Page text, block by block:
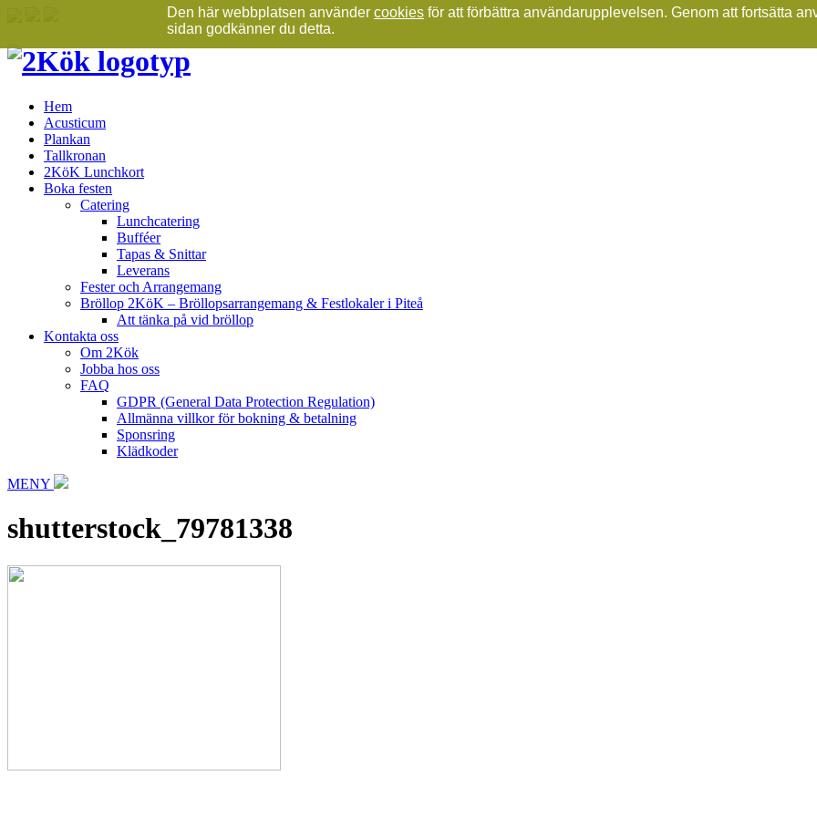
Den här webbplatsen använder cookies för att förbättra användarupplevelsen. Genom att fortsätta
sidan godkänner du detta.
Hem
Acusticum
Plankan
Tallkronan
2KöK Lunchkort
Boka festen
Catering
Lunchcatering
Bufféer
Tapas & Snittar
Leverans
Fester och Arrangemang
Bröllop 2KöK – Bröllopsarrangemang & Festlokaler i Piteå
Att tänka på vid bröllop
Kontakta oss
Om 2Kök
Jobba hos oss
FAQ
GDPR (General Data Protection Regulation)
Allmänna villkor för bokning & betalning
Sponsring
Klädkoder
MENY
shutterstock_79781338